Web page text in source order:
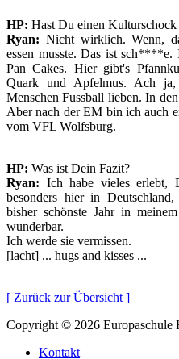
HP: Hast Du einen Kulturschock
Ryan: Nicht wirklich. Wenn,
essen musste. Das ist
Pan Cakes. Hier gibt's
Quark und Apfelmus. Ach
Menschen Fussball lieben. In
Aber nach der EM bin ich auch
vom VFL Wolfsburg.
HP: Was ist Dein Fazit?
Ryan: Ich habe vieles erlebt,
besonders hier in
bisher schönste Jahr in
wunderbar.
Ich werde sie vermissen.
[lacht] ... hugs and kisses ...
[ Zurück zur Übersicht ]
Copyright © 2026 Europaschule
Kontakt